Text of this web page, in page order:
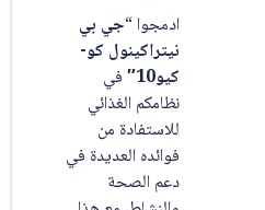
ادمجوا “جي بي
نيتراكينول كو-
كيو10″
في
نظامكم الغذائي
للاستفادة من
فوائده العديدة في
دعم الصحة